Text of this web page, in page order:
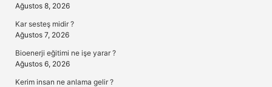
Ağustos 8, 2026
Kar sesteş midir ?
Ağustos 7, 2026
Bioenerji eğitimi ne işe yarar ?
Ağustos 6, 2026
Kerim insan ne anlama gelir ?